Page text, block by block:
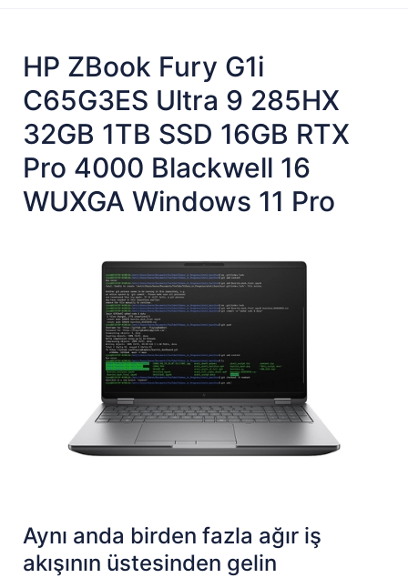
HP ZBook Fury G1i
C65G3ES Ultra 9 285HX
32GB 1TB SSD 16GB RTX
Pro 4000 Blackwell 16
WUXGA Windows 11 Pro
Aynı anda birden fazla ağır iş
akışının üstesinden gelin